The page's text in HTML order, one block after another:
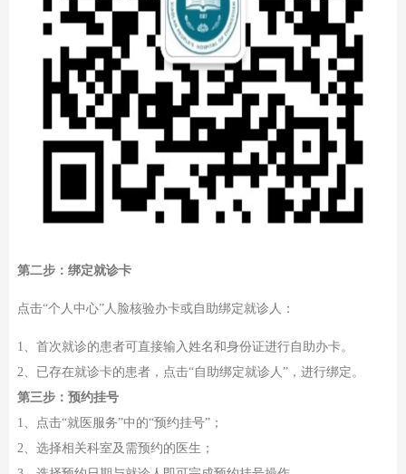
第二步：绑定就诊卡
点击“个人中心”人脸核验办卡或自助绑定就诊人：
1、首次就诊的患者可直接输入姓名和身份证进行自助办卡。
2、已存在就诊卡的患者，点击“自助绑定就诊人”，进行绑定。
第三步：预约挂号
1、点击“就医服务”中的“预约挂号”；
2、选择相关科室及需预约的医生；